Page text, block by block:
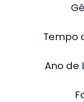
Tempo
Ano de